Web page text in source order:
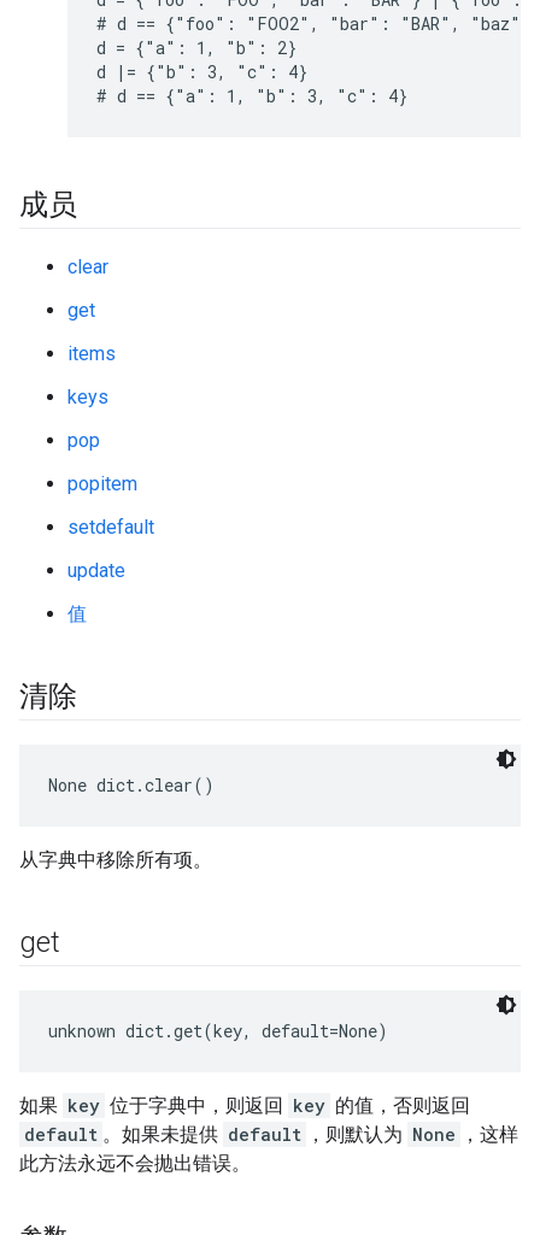
# d == {"foo": "FOO2", "bar": "BAR", "baz":
d = {"a": 1, "b": 2}
d |= {"b": 3, "c": 4}
# d == {"a": 1, "b": 3, "c": 4}
成员
clear
get
items
keys
pop
popitem
setdefault
update
值
清除
None dict.clear()
从字典中移除所有项。
get
unknown dict.get(key, default=None)
如果 key 位于字典中，则返回 key 的值，否则返回
default 。如果未提供 default ，则默认为 None
，这样
此方法永远不会抛出错误。